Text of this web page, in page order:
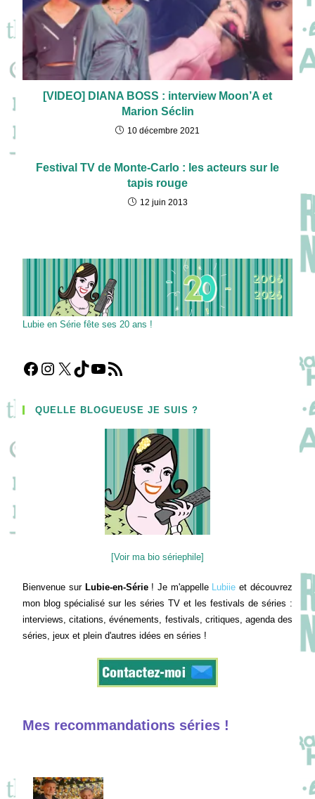
[VIDEO] DIANA BOSS : interview Moon’A et
Marion Séclin
10 décembre 2021
Festival TV de Monte-Carlo : les acteurs sur le
tapis rouge
12 juin 2013
Lubie en Série fête ses 20 ans !
Facebook
Instagram
X TikTokYouTube
Flux RSS
QUELLE BLOGUEUSE JE SUIS ?
[Voir ma bio sériephile]
Bienvenue sur Lubie-en-Série! Je m'appelle Lubiie et découvrez
mon blog spécialisé sur les séries TV et les festivals de séries :
interviews, citations, événements, festivals, critiques, agenda des
séries, jeux et plein d'autres idées en séries !
Mes recommandations séries !